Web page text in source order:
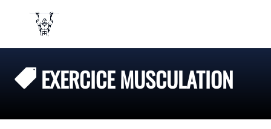
 EXERCICE MUSCULATION